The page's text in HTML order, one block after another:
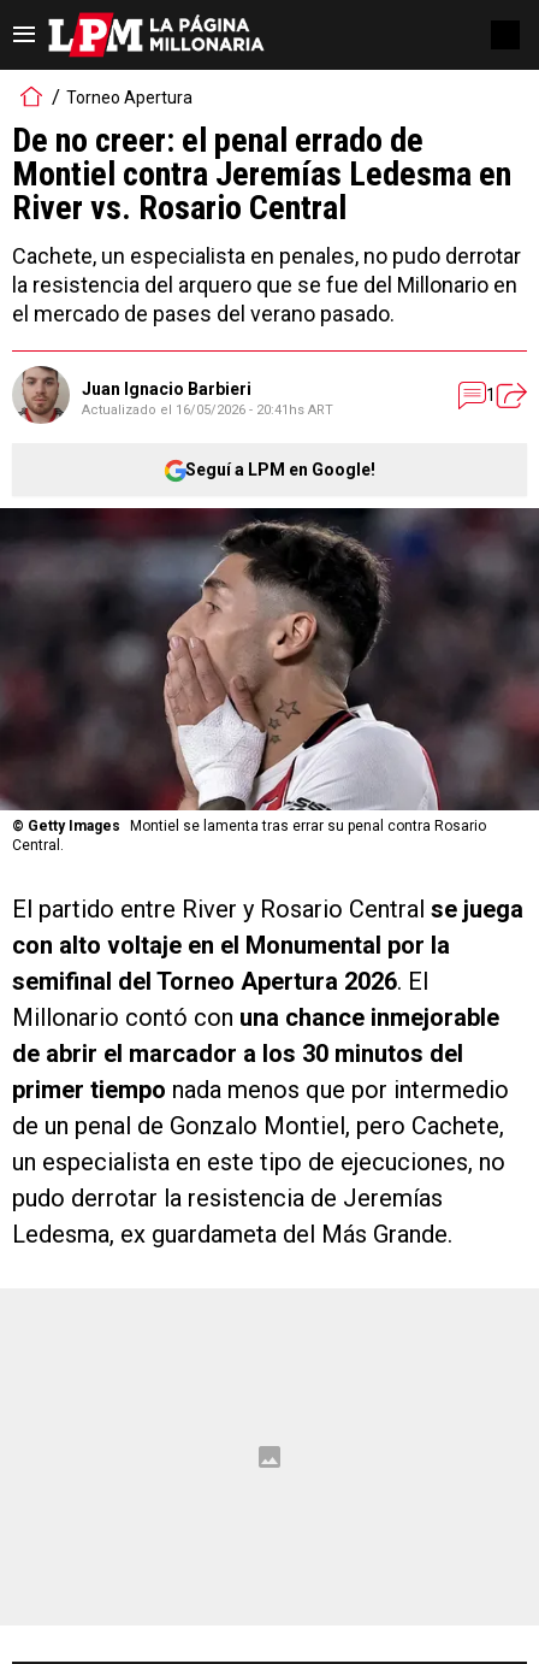
Torneo Apertura
De no creer: el penal errado de
Montiel contra Jeremías Ledesma en
River vs. Rosario Central
Cachete, un especialista en penales, no pudo derrotar
la resistencia del arquero que se fue del Millonario en
el mercado de pases del verano pasado.
Juan Ignacio Barbieri
Actualizado el 16/05/2026 - 20:41hs ART
1
Seguí a LPM en Google!
© Getty Images
Montiel se lamenta tras errar su penal contra Rosario
Central.
El partido entre River y Rosario Central se juega
con alto voltaje en el Monumental por la
semifinal del Torneo Apertura 2026. El
Millonario contó con una chance inmejorable
de abrir el marcador a los 30 minutos del
primer tiempo nada menos que por intermedio
de un penal de Gonzalo Montiel, pero Cachete,
un especialista en este tipo de ejecuciones, no
pudo derrotar la resistencia de Jeremías
Ledesma, ex guardameta del Más Grande.